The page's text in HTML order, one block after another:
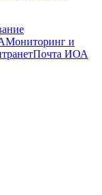
Мониторинг и
Почта ИОА